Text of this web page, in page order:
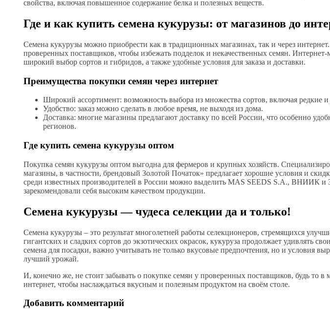
свойства, включая повышенное содержание белка и полезных веществ.
Где и как купить семена кукурузы: от магазинов до
Семена кукурузы можно приобрести как в традиционных магазинах, так и через
проверенных поставщиков, чтобы избежать подделок и некачественных семян.
широкий выбор сортов и гибридов, а также удобные условия для заказа и доставки.
Преимущества покупки семян через интернет
Широкий ассортимент: возможность выбора из множества сортов, включая редкие
Удобство: заказ можно сделать в любое время, не выходя из дома.
Доставка: многие магазины предлагают доставку по всей России, что особенно
регионов.
Где купить семена кукурузы оптом
Покупка семян кукурузы оптом выгодна для фермеров и крупных хозяйств.
магазины, в частности, брендовый Золотой Початок» предлагает хорошие условия и
среди известных производителей в России можно выделить MAS SEEDS S.A., ВНИИК и
зарекомендовали себя высоким качеством продукции.
Семена кукурузы — чудеса селекции да и только!
Семена кукурузы – это результат многолетней работы селекционеров, стремящихся
гигантских и сладких сортов до экзотических окрасок, кукуруза продолжает удивлять
семена для посадки, важно учитывать не только вкусовые предпочтения, но и условия
лучший урожай.
И, конечно же, не стоит забывать о покупке семян у проверенных поставщиков, будь то в
интернет, чтобы наслаждаться вкусным и полезным продуктом на своём столе.
Добавить комментарий